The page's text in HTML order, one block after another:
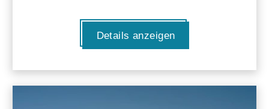
Details anzeigen